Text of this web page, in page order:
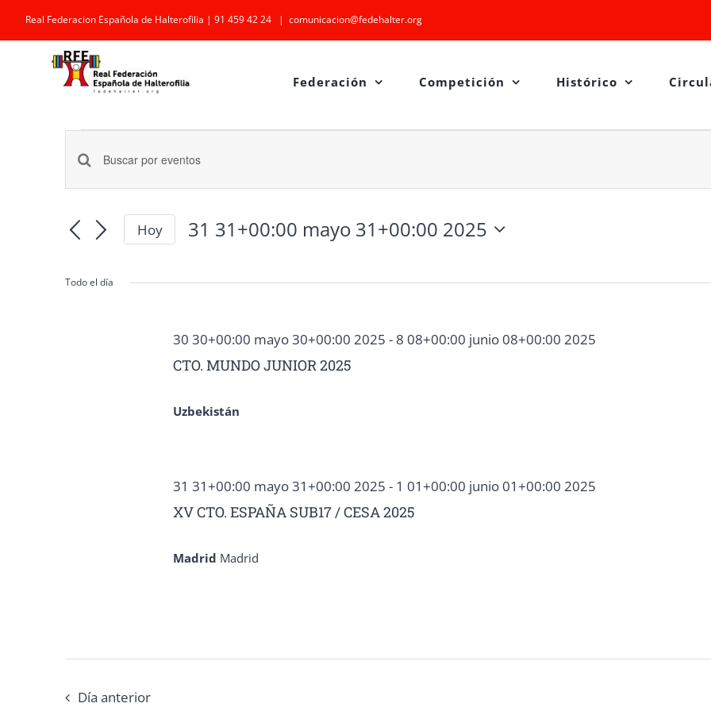
Saltar
al
contenido
Real Federacion Española de Halterofilia | 91 459 42 24 | comunicacion@fedehalter.org
Federación Competición Histórico
Eventos
en
31
31+00:00
mayo
31+00:00
Navegación
búsqueda
y
Introduce
palabra
Hoy
31 31+00:00 mayo 31+00:00 2025
fecha.
Todo el día
CTO. MUNDO JUNIOR 2025
30 30+00:00 mayo 30+00:00 2025 - 8 08+00:00 junio 08+00:00 2025
Uzbekistán
XV CTO. ESPAÑA SUB17 / CESA 2025
31 31+00:00 mayo 31+00:00 2025 - 1 01+00:00 junio 01+00:00 2025
Madrid Madrid
Día anterior